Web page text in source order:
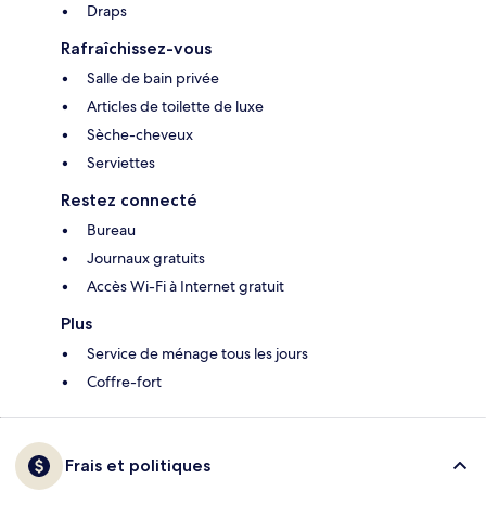
Draps
Rafraîchissez-vous
Salle de bain privée
Articles de toilette de luxe
Sèche-cheveux
Serviettes
Restez connecté
Bureau
Journaux gratuits
Accès Wi-Fi à Internet gratuit
Plus
Service de ménage tous les jours
Coffre-fort
Frais et politiques